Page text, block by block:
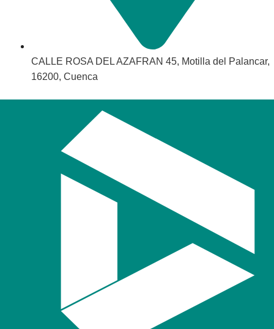
CALLE ROSA DEL AZAFRAN 45, Motilla del Palancar,
16200, Cuenca